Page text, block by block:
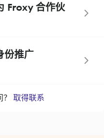
Froxy 合作伙
份推广
取得联系